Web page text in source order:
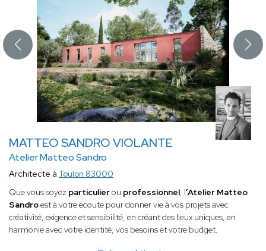
MATTEO SANDRO VIOLANTE
Atelier Matteo Sandro
Architecte à Toulon 83000
Que vous soyez particulierou professionnel, l’Atelier Matteo
Sandroest à votre écoute pour donner vie à vos projets avec
créativité, exigence et sensibilité, en créant des lieux uniques, en
harmonie avec votre identité, vos besoins et votre budget.